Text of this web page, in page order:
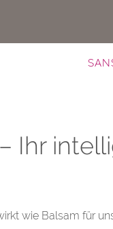
Ihr
wie Balsam für